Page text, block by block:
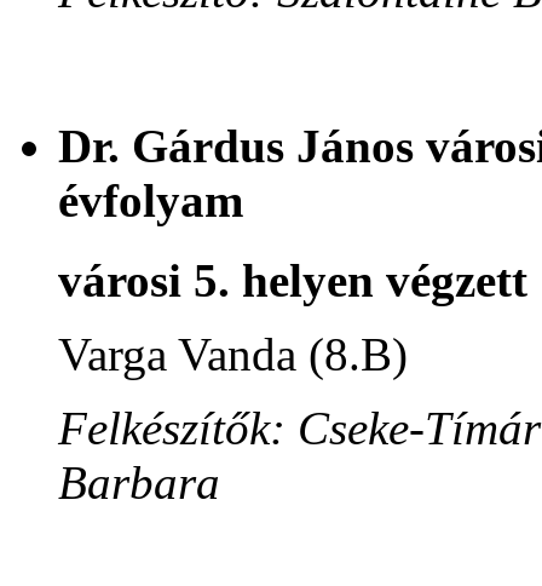
Dr. Gárdus János
évfolyam
városi 5. helyen végzett
Varga Vanda (8.B)
Felkészítők: Cseke-
Barbara